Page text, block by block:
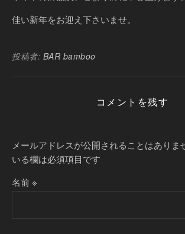
佳い新年をお迎え下さいませ。
投稿者: BAR bamboo
コメントを残す
メールアドレスが公開されることはありま
いる欄は必須項目です
名前※